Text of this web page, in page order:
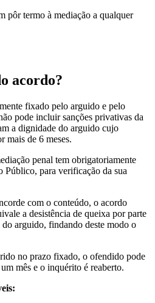
pôr termo à mediação a qualquer
acordo?
fixado pelo arguido e pelo
pode incluir sanções privativas da
a dignidade do arguido cujo
mais de 6 meses.
penal tem obrigatoriamente
para verificação da sua
com o conteúdo, o acordo
a desistência de queixa por parte
arguido, findando deste modo o
no prazo fixado, o ofendido pode
mês e o inquérito é reaberto.